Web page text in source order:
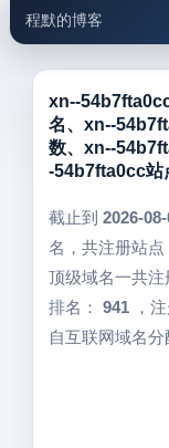
程默的博客
邮件工具
xn--
名、xn--
数、xn--
-54b7fta0cc站
截止到 2026-
名，共注册站点
顶级域名一共注
排名： 941，注
自互联网域名分